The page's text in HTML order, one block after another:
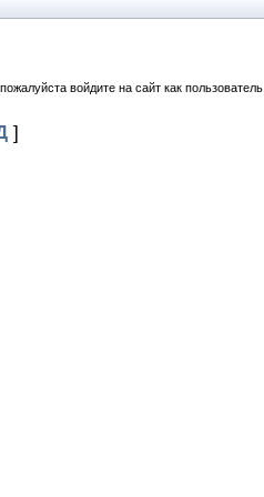
войдите на сайт как пользователь.
]